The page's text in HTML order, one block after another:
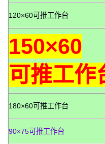
120×60可推工作台
150×60
可推工作
180×60可推工作台
90×75可推工作台